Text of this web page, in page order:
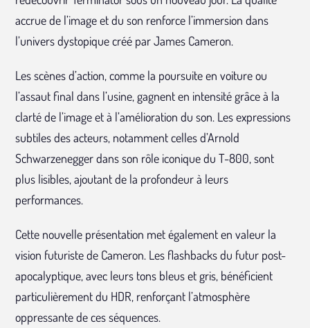
accrue de l’image et du son renforce l’immersion dans
l’univers dystopique créé par James Cameron.
Les scènes d’action, comme la poursuite en voiture ou
l’assaut final dans l’usine, gagnent en intensité grâce à la
clarté de l’image et à l’amélioration du son. Les expressions
subtiles des acteurs, notamment celles d’Arnold
Schwarzenegger dans son rôle iconique du T-800, sont
plus lisibles, ajoutant de la profondeur à leurs
performances.
Cette nouvelle présentation met également en valeur la
vision futuriste de Cameron. Les flashbacks du futur post-
apocalyptique, avec leurs tons bleus et gris, bénéficient
particulièrement du HDR, renforçant l’atmosphère
oppressante de ces séquences.